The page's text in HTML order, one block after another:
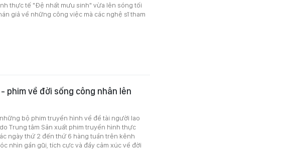
thực tế "Đệ nhất mưu sinh" vừa lên sóng tối
giả về những công việc mà các nghệ sĩ tham
phim về đời sống công nhân lên
bộ phim truyền hình về đề tài người lao
do Trung tâm Sản xuất phim truyền hình thực
ngày thứ 2 đến thứ 6 hàng tuần trên kênh
nhìn gần gũi, tích cực và đầy cảm xúc về đời